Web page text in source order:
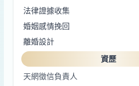
法律證據收集
婚姻感情挽回
離婚設計
資歷
天網徵信負責人